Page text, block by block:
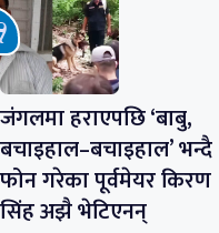
जंगलमा हराएपछि ‘बाबु,
बचाइहाल–बचाइहाल’ भन्दै
फोन गरेका पूर्वमेयर किरण
सिंह अझै भेटिएनन्